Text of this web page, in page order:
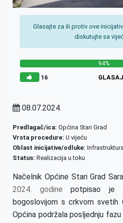
Glasajte za ili protiv ove
diskutujte sa
94%
16 GLASAJ
08.07.2024.
Predlagač/ica: Općina Stari Grad
Vrsta procedure: U vijeću
Oblast inicijative/odluke:
Status: Realizacija u toku
Načelnik Općine Stari Grad
2024. godine potpisao je
bogoslovijom s crkvom svetih
Općina podržala posljednju